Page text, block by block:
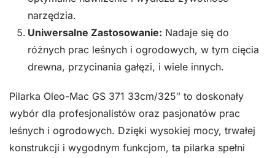
narzędzia.
Uniwersalne Zastosowanie: Nadaje się do
różnych prac leśnych i ogrodowych, w tym cięcia
drewna, przycinania gałęzi, i wiele innych.
Pilarka Oleo-Mac GS 371 33cm/325″ to doskonały
wybór dla profesjonalistów oraz pasjonatów prac
leśnych i ogrodowych. Dzięki wysokiej mocy, trwałej
konstrukcji i wygodnym funkcjom, ta pilarka spełni